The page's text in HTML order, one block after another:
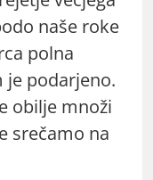
naše roke
polna
je podarjeno.
obilje množi
srečamo na